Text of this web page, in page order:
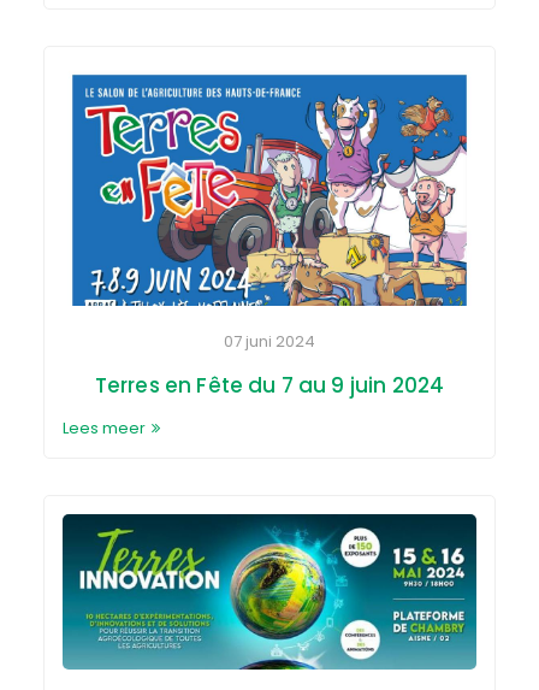
07 juni 2024
Terres en Fête du 7 au 9 juin 2024
Lees meer